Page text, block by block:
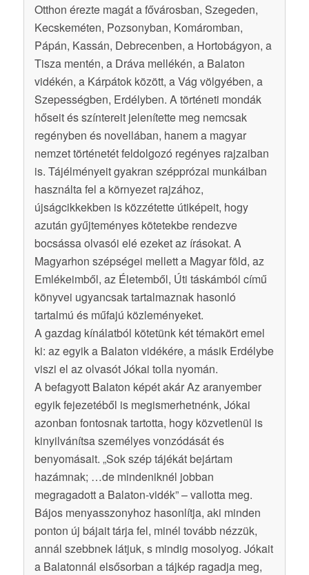
Otthon érezte magát a fővárosban, Szegeden,
Kecskeméten, Pozsonyban, Komáromban,
Pápán, Kassán, Debrecenben, a Hortobágyon, a
Tisza mentén, a Dráva mellékén, a Balaton
vidékén, a Kárpátok között, a Vág völgyében, a
Szepességben, Erdélyben. A történeti mondák
hőseit és színtereit jelenítette meg nemcsak
regényben és novellában, hanem a magyar
nemzet történetét feldolgozó regényes rajzaiban
is. Tájélményeit gyakran szépprózai munkáiban
használta fel a környezet rajzához,
újságcikkekben is közzétette útiképeit, hogy
azután gyűjteményes kötetekbe rendezve
bocsássa olvasói elé ezeket az írásokat. A
Magyarhon szépségei mellett a Magyar föld, az
Emlékeimből, az Életemből, Úti táskámból című
könyvei ugyancsak tartalmaznak hasonló
tartalmú és műfajú közleményeket.
A gazdag kínálatból kötetünk két témakört emel
ki: az egyik a Balaton vidékére, a másik Erdélybe
viszi el az olvasót Jókai tolla nyomán.
A befagyott Balaton képét akár Az aranyember
egyik fejezetéből is megismerhetnénk, Jókai
azonban fontosnak tartotta, hogy közvetlenül is
kinyilvánítsa személyes vonzódását és
benyomásait. „Sok szép tájékát bejártam
hazámnak; …de mindeniknél jobban
megragadott a Balaton-vidék” – vallotta meg.
Bájos menyasszonyhoz hasonlítja, aki minden
ponton új bájait tárja fel, minél tovább nézzük,
annál szebbnek látjuk, s mindig mosolyog. Jókait
a Balatonnál elsősorban a tájkép ragadja meg,